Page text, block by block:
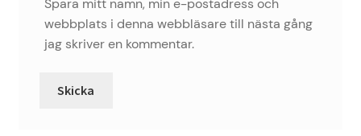
Spara mitt namn, min e-postadress och
webbplats i denna webbläsare till nästa gång
jag skriver en kommentar.